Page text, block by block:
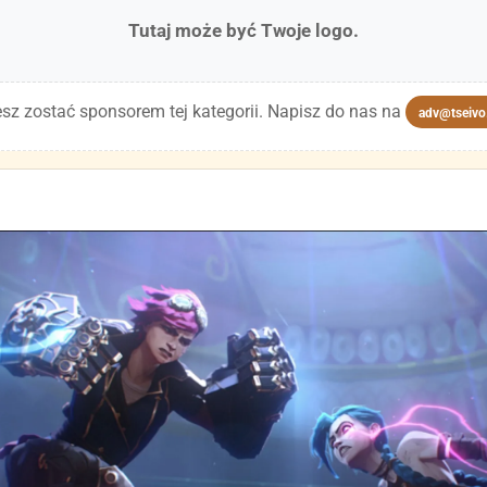
Tutaj może być Twoje logo.
zostać sponsorem tej kategorii. Napisz do nas na